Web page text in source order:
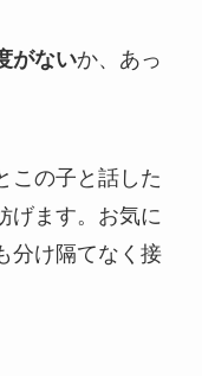
がないか、あっ
この子と話した
げます。お気に
分け隔てなく接